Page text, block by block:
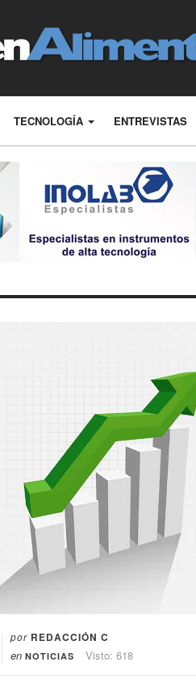
TECNOLOGÍA ENTREVISTAS
por REDACCIÓN C
en NOTICIAS Visto: 618